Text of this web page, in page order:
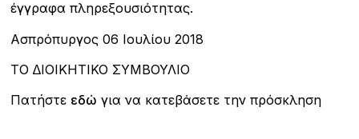
έγγραφα πληρεξουσιότητας.
Ασπρόπυργος 06 Ιουλίου 2018
ΤΟ ∆ΙΟΙΚΗΤΙΚΟ ΣΥΜΒΟΥΛΙΟ
Πατήστε εδώ για να κατεβάσετε την πρόσκληση